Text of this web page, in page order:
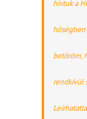
hívtuk a
betöröm,
rendkívül